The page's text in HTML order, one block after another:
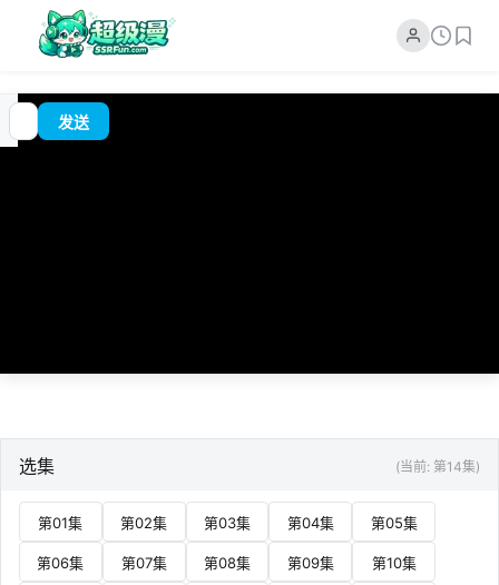
00:00
追
番
?发送
选集 (当前: 第14集)
第01集 第02集 第03集 第04集 第05集
第06集 第07集 第08集 第09集 第10集